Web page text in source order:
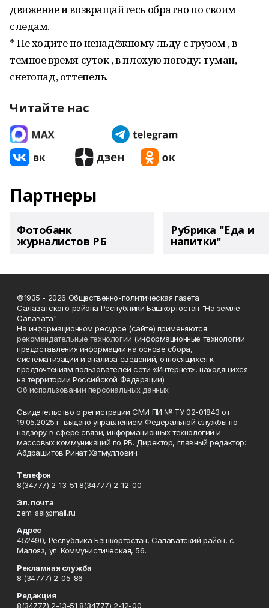
движение и возвращайтесь обратно по своим
следам.
* Не ходите по ненадёжному льду с грузом , в
темное время суток , в плохую погоду: туман,
снегопад, оттепель.
Читайте нас
Партнеры
Фотобанк
журналистов РБ
Рубрика "Еда и
напитки"
©1935 - 2026 Общественно-политическая газета
Салаватского района Республики Башкортостан "На земле
Салавата"
На информационном ресурсе (сайте) применяются
рекомендательные технологии (информационные технологии
предоставления информации на основе сбора,
систематизации и анализа сведений, относящихся к
предпочтениям пользователей сети «Интернет», находящихся
на территории Российской Федерации).
Об использовании персональных данных
Свидетельство о регистрации СМИ ПИ № ТУ 02-01843 от
19.05.2025 г. выдано управлением Федеральной службы по
надзору в сфере связи, информационных технологий и
массовых коммуникаций по РБ. Директор, главный редактор:
Абдрашитов Ринат Хатмуллович.
Телефон
8(34777) 2-13-51 8(34777) 2-12-00
Эл. почта
zem_sal@mail.ru
Адрес
452490, Республика Башкортостан, Салаватский район, с.
Малояз, ул. Коммунистическая, 56.
Рекламная служба
8 (34777) 2-05-86
Редакция
8(34777) 2-13-51 8(34777) 2-12-00